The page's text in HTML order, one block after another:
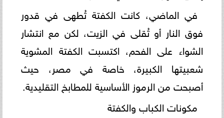
في الماضي، كانت الكفتة تُطهى في قدور
فوق النار أو تُقلى في الزيت، لكن مع انتشار
الشواء على الفحم، اكتسبت الكفتة المشوية
شعبيتها الكبيرة، خاصة في مصر، حيث
أصبحت من الرموز الأساسية للمطابخ التقليدية.
مكونات الكباب والكفتة